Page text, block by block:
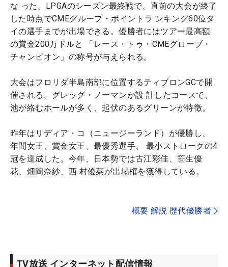
な った。LPGAのシーズン最終戦で、直前の大会が終了
した時点でCMEグループ・ポイントラ ンキング60位タ
イの選手までが出場できる。優勝者にはツアー最高額
の賞金200万ドルと 「レース・トゥ・CMEグローブ・
チャンピオン」の称号が与えられる。
大会はフロリダ半島南部に位置するティブロンGCで開
催される。グレッグ・ノーマンが設 計したコースで、
池が絡むホールが多く、起伏のあるグリーンが特徴。
昨年はリディア・コ（ニュージーランド）が優勝し、
年間女王、賞金女王、最優秀選手、 最小ストロークの4
冠を達成した。今年、日本勢では古江彩佳、笹生優
花、畑岡奈紗、西 村優菜が出場権を獲得している。
概要 解説 歴代優勝者
TV放送 インターネット配信情報